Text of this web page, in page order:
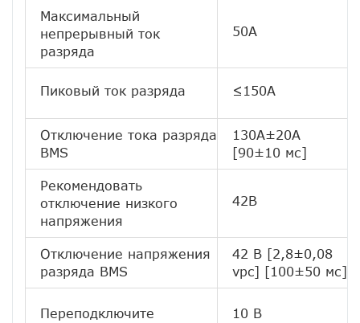
Максимальный
непрерывный ток
разряда
50А
Пиковый ток разряда ≤150А
Отключение тока разряда
BMS
130А±20А
[90±10 мс]
Рекомендовать
отключение низкого
напряжения
42В
Отключение напряжения
разряда BMS
42 В [2,8±0,08
vpc] [100±50 мс]
Переподключите
10 В